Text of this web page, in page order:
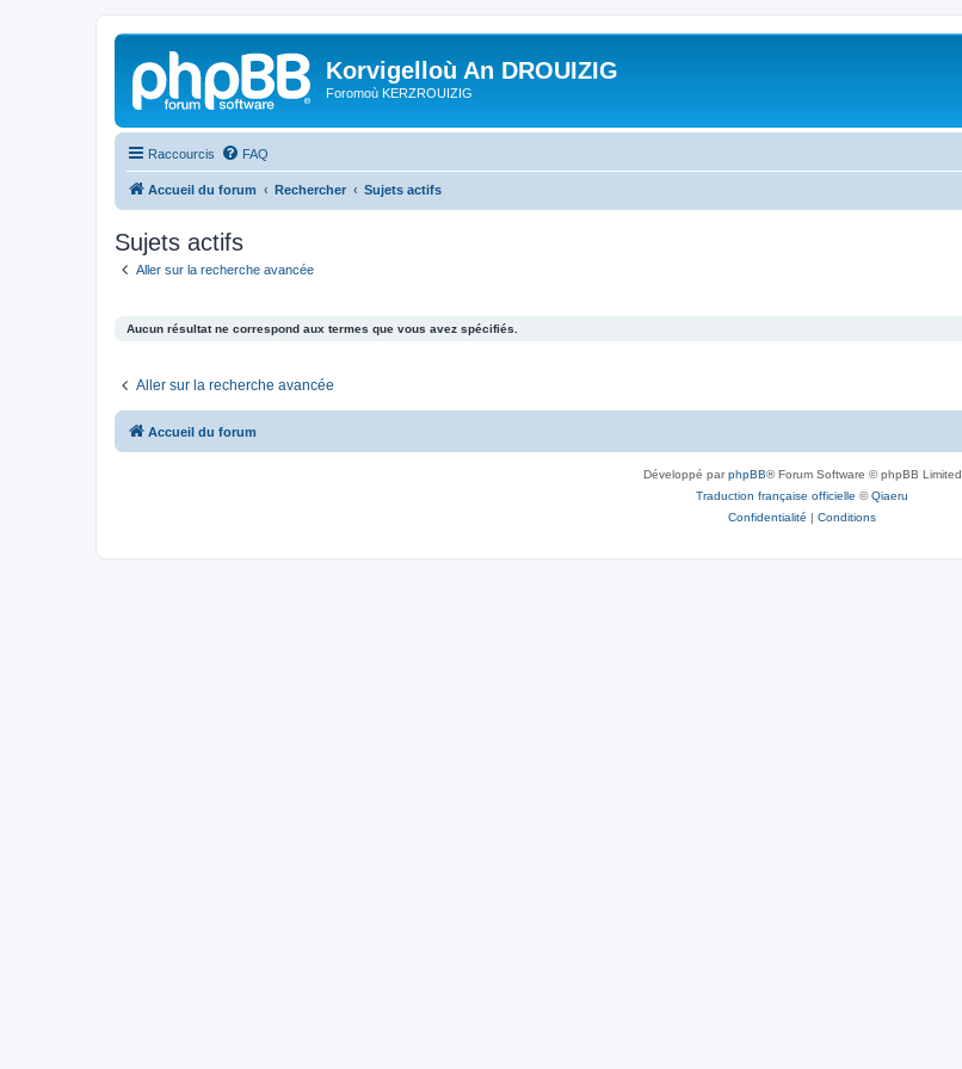
Korvigelloù An DROUIZIG
Foromoù KERZROUIZIG
Raccourcis FAQ
Accueil du forum Rechercher Sujets actifs
Sujets actifs
Aller sur la recherche avancée
Aucun résultat ne correspond aux termes que vous avez spécifiés.
Aller sur la recherche avancée
Accueil du forum
Développé parphpBB® Forum Software © phpBB Limited
Traduction française officielle ©Qiaeru
Confidentialité | Conditions